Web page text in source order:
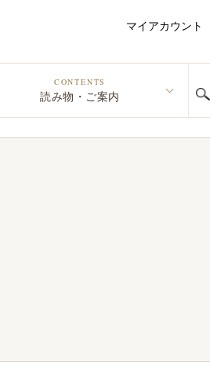
CONTENTS
読み物・ご案内
マイアカウント